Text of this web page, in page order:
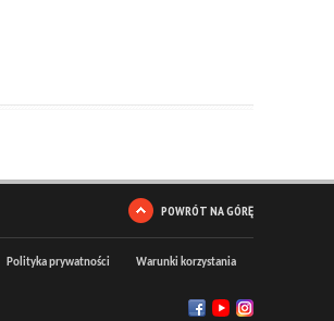
POWRÓT NA GÓRĘ
Polityka prywatności
Warunki korzystania